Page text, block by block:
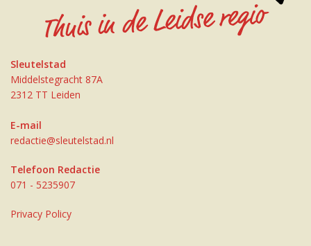
Sleutelstad
Middelstegracht 87A
2312 TT Leiden
E-mail
redactie@sleutelstad.nl
Telefoon Redactie
071 - 5235907
Privacy Policy